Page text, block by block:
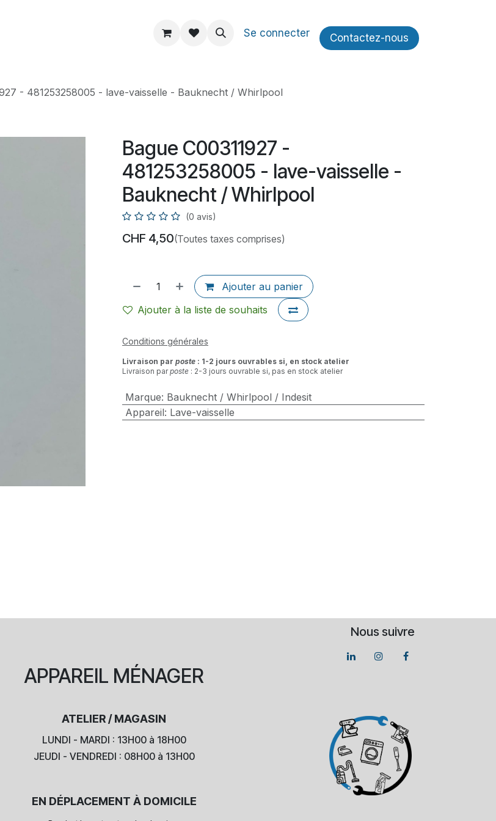
À propos Se connecter Contactez​​-nous
- 481253258005 - lave-vaisselle - Bauknecht / Whirlpool
Bague C00311927 -
481253258005 - lave-vaisselle -
Bauknecht / Whirlpool
(0 avis)
CHF 4,50(Toutes taxes comprises)
Ajouter au panier
Ajouter à la liste de souhaits
Conditions générales
Livraison par poste : 1-2 jours ouvrables si, en stock atelier
Livraison parposte : 2-3 jours ouvrable si, pas en stock atelier
Marque: Bauknecht / Whirlpool / Indesit
Appareil: Lave-vaisselle
Nous suivre
APPAREIL MÉNAGER
ATELIER / MAGASIN
LUNDI - MARDI : 13H00 à 18H00
JEUDI - VENDREDI : 08H00 à 13H00
EN DÉPLACEMENT À DOMICILE